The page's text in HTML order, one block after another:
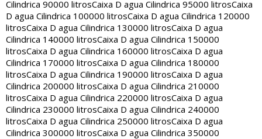
Cilindrica 90000 litrosCaixa D agua Cilindrica 95000 litrosCaixa
D agua Cilindrica 100000 litrosCaixa D agua Cilindrica 120000
litrosCaixa D agua Cilindrica 130000 litrosCaixa D agua
Cilindrica 140000 litrosCaixa D agua Cilindrica 150000
litrosCaixa D agua Cilindrica 160000 litrosCaixa D agua
Cilindrica 170000 litrosCaixa D agua Cilindrica 180000
litrosCaixa D agua Cilindrica 190000 litrosCaixa D agua
Cilindrica 200000 litrosCaixa D agua Cilindrica 210000
litrosCaixa D agua Cilindrica 220000 litrosCaixa D agua
Cilindrica 230000 litrosCaixa D agua Cilindrica 240000
litrosCaixa D agua Cilindrica 250000 litrosCaixa D agua
Cilindrica 300000 litrosCaixa D agua Cilindrica 350000